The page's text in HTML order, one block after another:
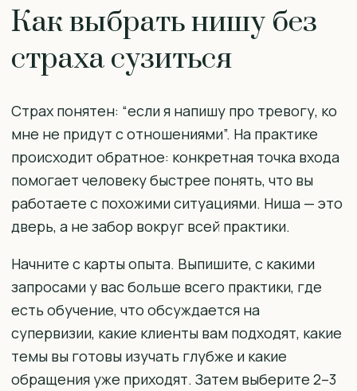
Как выбрать нишу без
страха сузиться
Страх понятен: “если я напишу про тревогу, ко
мне не придут с отношениями”. На практике
происходит обратное: конкретная точка входа
помогает человеку быстрее понять, что вы
работаете с похожими ситуациями. Ниша — это
дверь, а не забор вокруг всей практики.
Начните с карты опыта. Выпишите, с какими
запросами у вас больше всего практики, где
есть обучение, что обсуждается на
супервизии, какие клиенты вам подходят, какие
темы вы готовы изучать глубже и какие
обращения уже приходят. Затем выберите 2–3